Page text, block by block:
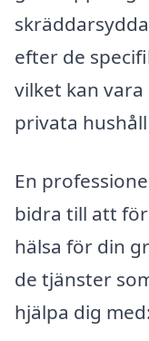
efter de
vilket kan
privata
En
bidra till att
hälsa för din
de tjänster
hjälpa dig med: